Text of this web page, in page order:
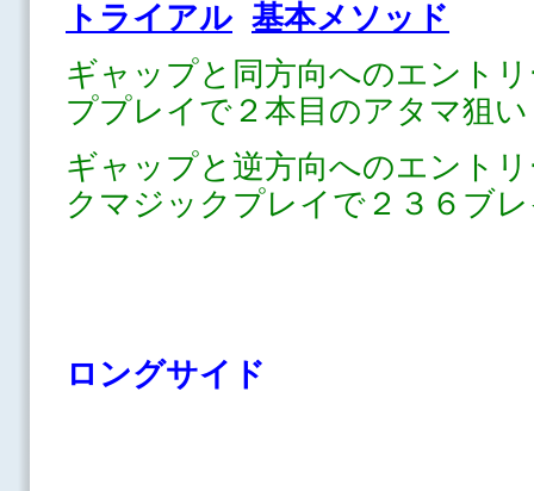
トライアル 基本メソッド
ギャップと同方向へのエン
ププレイで２本目のアタマ狙い
ギャップと逆方向へのエン
クマジックプレイで２３６ブ
ロングサイド